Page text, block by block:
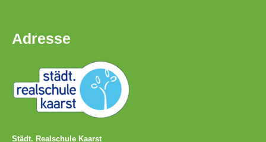
Adresse
Städt. Realschule Kaarst